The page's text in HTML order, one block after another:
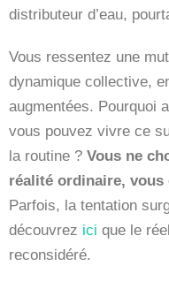
distributeur d’eau,
Vous ressentez une
dynamique collective,
augmentées. Pourquoi
vous pouvez vivre ce
la routine ? Vous ne
réalité ordinaire, vous
Parfois, la tentation
découvrez ici que le
reconsidéré.